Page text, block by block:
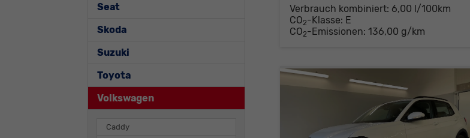
Verbrauch kombiniert: 6,00 l/100km
CO2-Klasse: E
CO2-Emissionen: 136,00 g/km
Seat
Skoda
Suzuki
Toyota
Volkswagen
Caddy